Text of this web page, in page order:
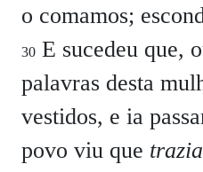
o comamos;
30 E sucedeu que,
palavras desta
vestidos, e ia
povo viu que trazia